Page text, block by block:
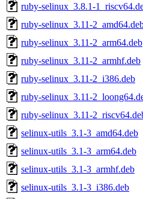
ruby-selinux_3.8.1-
ruby-selinux_3.11-
ruby-selinux_3.11-2_arm64.deb
ruby-selinux_3.11-2_armhf.deb
ruby-selinux_3.11-2_i386.deb
ruby-selinux_3.11-
ruby-selinux_3.11-
selinux-utils_3.1-3_amd64.deb
selinux-utils_3.1-3_arm64.deb
selinux-utils_3.1-3_armhf.deb
selinux-utils_3.1-3_i386.deb